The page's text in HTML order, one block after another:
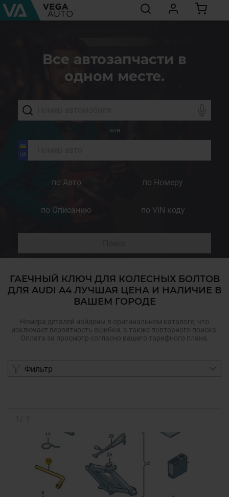
Все автозапчасти в
одном месте.
или
по Авто по Номеру
по Описанию по VIN коду
ГАЕЧНЫЙ КЛЮЧ ДЛЯ КОЛЕСНЫХ БОЛТОВ
ДЛЯ AUDI A4 ЛУЧШАЯ ЦЕНА И НАЛИЧИЕ В
ВАШЕМ ГОРОДЕ
Номера деталей найдены в оригинальном каталоге, что
исключает вероятность ошибки, а также повторного поиска.
Оплата за просмотр согласно вашего тарифного плана.
Фильтр